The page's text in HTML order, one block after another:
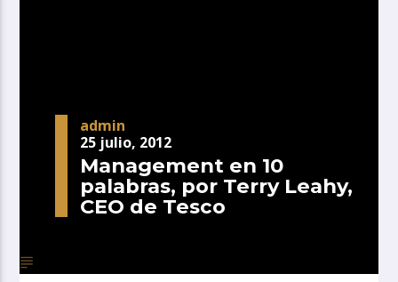
admin
25 julio, 2012
Management en 10
palabras, por Terry Leahy,
CEO de Tesco